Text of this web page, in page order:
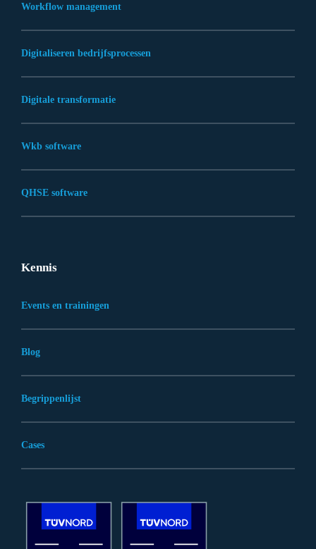
Workflow management
Digitaliseren bedrijfsprocessen
Digitale transformatie
Wkb software
QHSE software
Kennis
Events en trainingen
Blog
Begrippenlijst
Cases